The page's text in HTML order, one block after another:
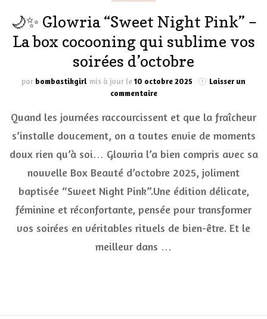
🌙✨ Glowria “Sweet Night Pink” –
La box cocooning qui sublime vos
soirées d’octobre
par bombastikgirl mis à jour le10 octobre 2025
Laisser un
commentairesur
✨
“Sweet
Night
–
La
cocooning
qui
vos
Quand les journées raccourcissent et que la fraîcheur
s’installe doucement, on a toutes envie de moments
doux rien qu’à soi… Glowria l’a bien compris avec sa
nouvelle Box Beauté d’octobre 2025, joliment
baptisée “Sweet Night Pink”.Une édition délicate,
féminine et réconfortante, pensée pour transformer
vos soirées en véritables rituels de bien-être. Et le
meilleur dans …